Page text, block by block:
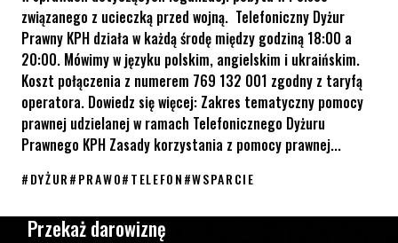
związanego z ucieczką przed wojną. Telefoniczny Dyżur
Prawny KPH działa w każdą środę między godziną 18:00 a
20:00. Mówimy w języku polskim, angielskim i ukraińskim.
Koszt połączenia z numerem 769 132 001 zgodny z taryfą
operatora. Dowiedz się więcej: Zakres tematyczny pomocy
prawnej udzielanej w ramach Telefonicznego Dyżuru
Prawnego KPH Zasady korzystania z pomocy prawnej...
#DYŻUR#PRAWO#TELEFON#WSPARCIE
Przekaż darowiznę